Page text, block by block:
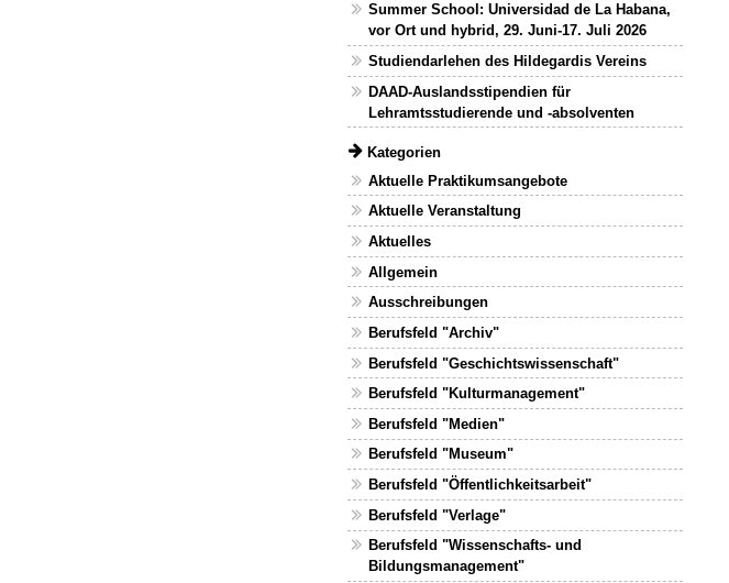
Summer School: Universidad de La Habana,
vor Ort und hybrid, 29. Juni-17. Juli 2026
Studiendarlehen des Hildegardis Vereins
DAAD-Auslandsstipendien für
Lehramtsstudierende und -absolventen
Kategorien
Aktuelle Praktikumsangebote
Aktuelle Veranstaltung
Aktuelles
Allgemein
Ausschreibungen
Berufsfeld "Archiv"
Berufsfeld "Geschichtswissenschaft"
Berufsfeld "Kulturmanagement"
Berufsfeld "Medien"
Berufsfeld "Museum"
Berufsfeld "Öffentlichkeitsarbeit"
Berufsfeld "Verlage"
Berufsfeld "Wissenschafts- und
Bildungsmanagement"